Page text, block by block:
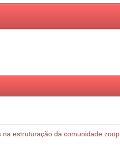
estruturação da comunidade